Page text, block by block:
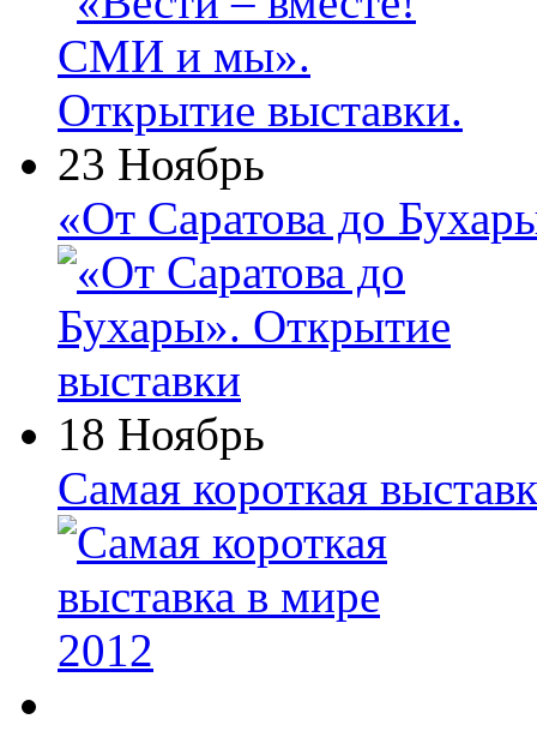
23 Ноябрь
«От Саратова до
18 Ноябрь
Самая короткая